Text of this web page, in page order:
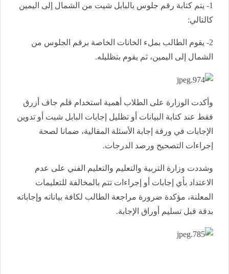
1- يتم كتابة رقم جلوس بالبابل شيت من الشمال إلى اليمين
كالتالي:
2- يقوم الطالب بملء الخانات الخاصة برقم الجلوس من
الشمال إلى اليمين، ثم يقوم بتظليله.
وأكدت الوزارة على الطلاب أهمية استخدام قلم جاف أزرق
فقط عند كتابة البيانات أو تظليل إجابات البابل شيت أو تدوين
الإجابات في ورقة إجابة الأسئلة المقالية، ضمانا لصحة
إجراءات التصحيح ورصد الدرجات.
وشددت وزارة التربية والتعليم والتعليم الفني على عدم
الاعتداد بأي إجابات أو إجراءات تتم بالمخالفة للتعليمات
المعلنة، مؤكدة ضرورة مراجعة الطالب لكافة بياناته وإجاباته
بدقة قبل تسليم أوراق الإجابة.